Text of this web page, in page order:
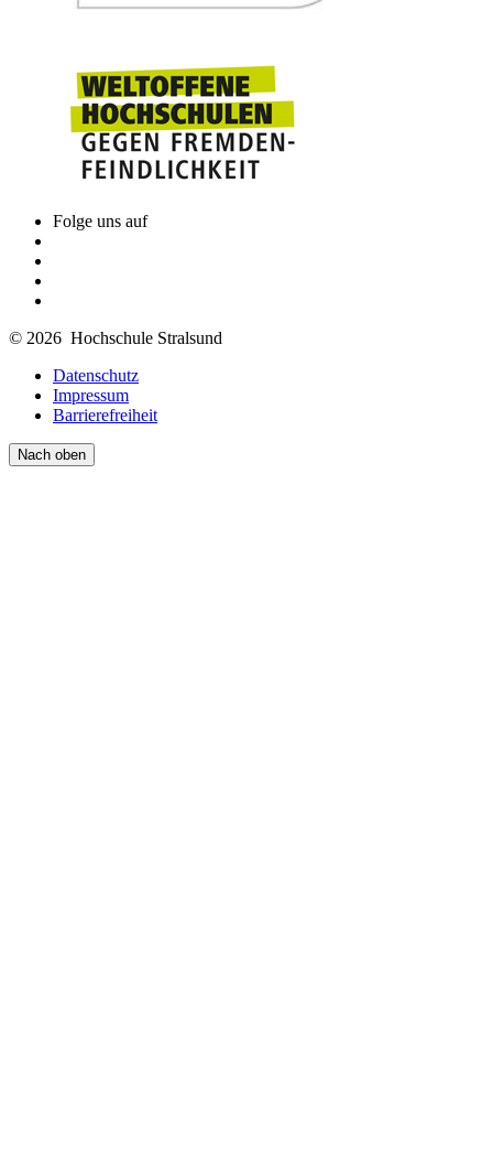
Folge uns auf
© 2026 Hochschule Stralsund
Datenschutz
Impressum
Barrierefreiheit
Nach oben